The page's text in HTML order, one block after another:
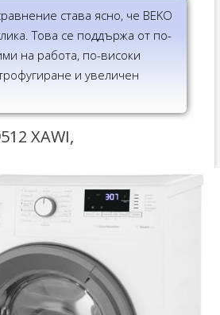
става ясно, че BEKO
Това се поддържа от по-
на работа, по-високи
и увеличен
XAWI,